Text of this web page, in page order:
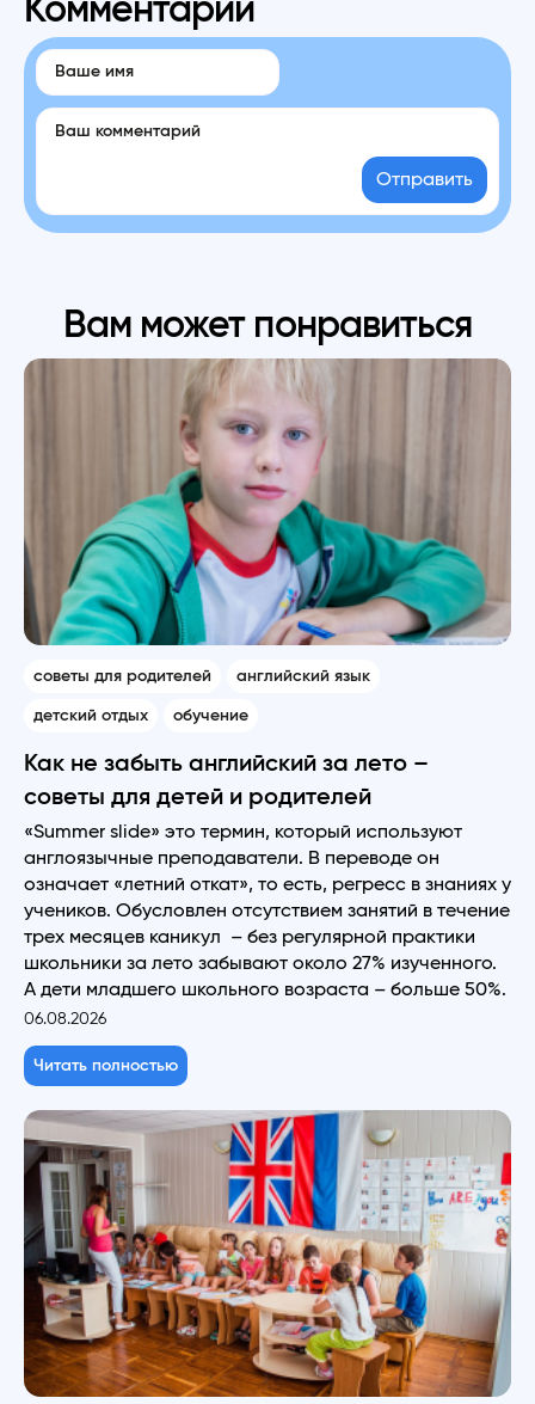
Комментарии
Отправить
Вам может понравиться
советы для родителей английский язык
детский отдых обучение
Как не забыть английский за лето –
советы для детей и родителей
«Summer slide» это термин, который используют
англоязычные преподаватели. В переводе он
означает «летний откат», то есть, регресс в знаниях у
учеников. Обусловлен отсутствием занятий в течение
трех месяцев каникул – без регулярной практики
школьники за лето забывают около 27% изученного.
А дети младшего школьного возраста – больше 50%.
06.08.2026
Читать полностью